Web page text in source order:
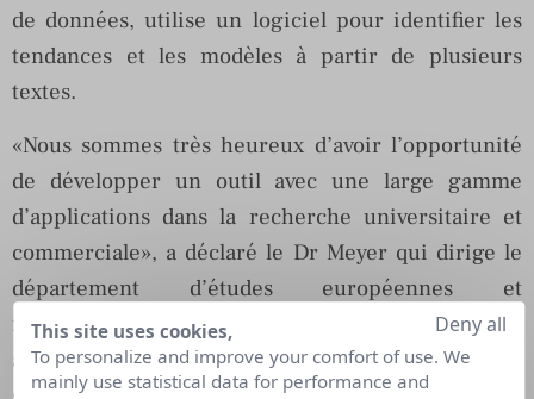
de données, utilise un logiciel pour identifier les
tendances et les modèles à partir de plusieurs
textes.
«Nous sommes très heureux d’avoir l’opportunité
de développer un outil avec une large gamme
d’applications dans la recherche universitaire et
commerciale», a déclaré le Dr Meyer qui dirige le
département d’études européennes et
internationales au King’s College. «Nous espérons
améliorer les techniques utilisées pour créer de
This site uses cookies,
To personalize and improve your comfort of use. We
mainly use statistical data for performance and
Deny all